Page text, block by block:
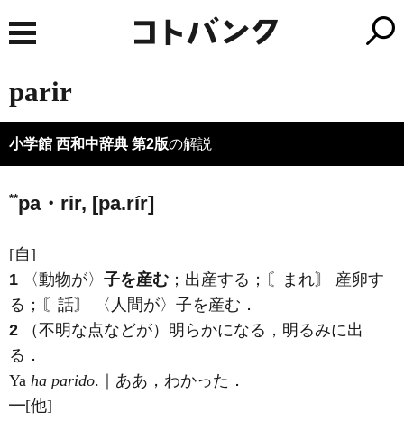
parir
小学館 西和中辞典 第2版の解説
**pa・rir, [pa.rír]
[自]
1 〈動物が〉 子を産む ；出産する；〘まれ〙 産卵す
る；〘話〙 〈人間が〉子を産む．
2 （不明な点などが）明らかになる，明るみに出
る．
Ya ha parido.｜ああ，わかった．
━[他]